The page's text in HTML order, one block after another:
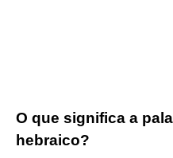
O que significa a
hebraico?